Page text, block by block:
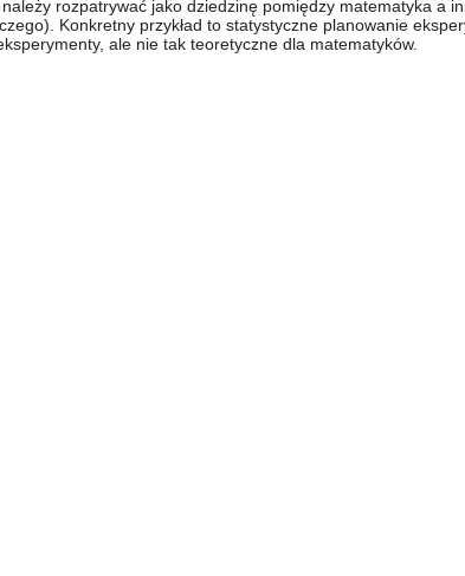
rozpatrywać jako dziedzinę pomiędzy matematyka a
Konkretny przykład to statystyczne planowanie
ale nie tak teoretyczne dla matematyków.